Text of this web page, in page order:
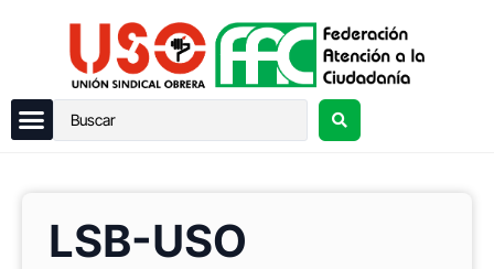
LSB-USO